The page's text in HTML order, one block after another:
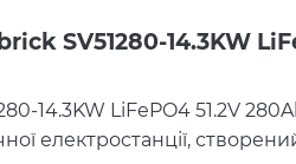
SV51280-14.3KW
14.3KW LiFePO4 51.2V
електростанції,